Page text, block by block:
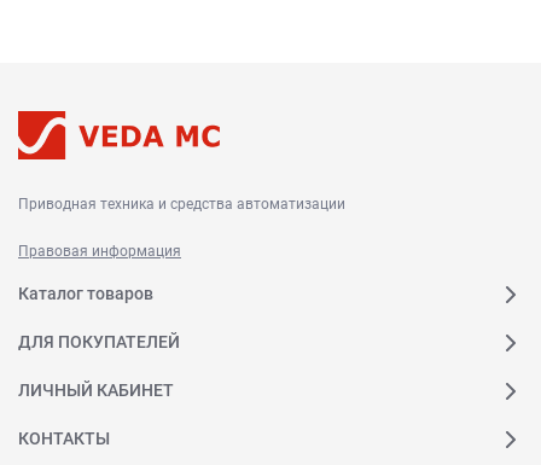
Приводная техника и средства автоматизации
Правовая информация
Каталог товаров
ДЛЯ ПОКУПАТЕЛЕЙ
ЛИЧНЫЙ КАБИНЕТ
КОНТАКТЫ